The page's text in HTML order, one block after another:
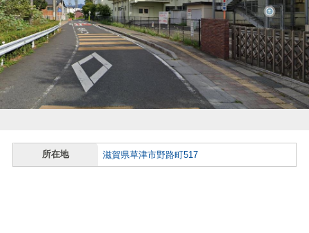
所在地 滋賀県草津市野路町517